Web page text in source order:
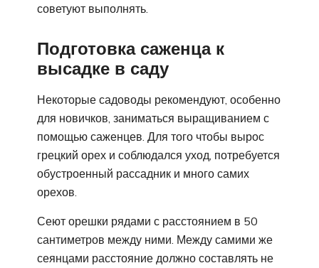
советуют выполнять.
Подготовка саженца к
высадке в саду
Некоторые садоводы рекомендуют, особенно
для новичков, заниматься выращиванием с
помощью саженцев. Для того чтобы вырос
грецкий орех и соблюдался уход, потребуется
обустроенный рассадник и много самих
орехов.
Сеют орешки рядами с расстоянием в 50
сантиметров между ними. Между самими же
сеянцами расстояние должно составлять не